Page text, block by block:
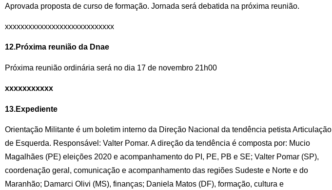
Aprovada proposta de curso de formação. Jornada será debatida na próxima reunião.
xxxxxxxxxxxxxxxxxxxxxxxxxxxx
12.Próxima reunião da Dnae
Próxima reunião ordinária será no dia 17 de novembro 21h00
xxxxxxxxxxx
13.Expediente
Orientação Militante é um boletim interno da Direção Nacional da tendência petista Articulação
de Esquerda. Responsável: Valter Pomar. A direção da tendência é composta por: Mucio
Magalhães (PE) eleições 2020 e acompanhamento do PI, PE, PB e SE; Valter Pomar (SP),
coordenação geral, comunicação e acompanhamento das regiões Sudeste e Norte e do
Maranhão; Damarci Olivi (MS), finanças; Daniela Matos (DF), formação, cultura e